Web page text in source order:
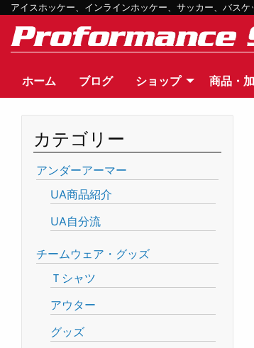
アイスホッケー、インラインホッケー、サッカー、バス
ホーム ブログ ショップ 商品・
カテゴリー
アンダーアーマー
UA商品紹介
UA自分流
チームウェア・グッズ
Ｔシャツ
アウター
グッズ